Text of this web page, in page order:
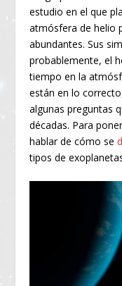
estudio en el que
atmósfera de helio
abundantes. Sus
probablemente, el
tiempo en la
están en lo
algunas preguntas
décadas. Para
hablar de cómo se
tipos de